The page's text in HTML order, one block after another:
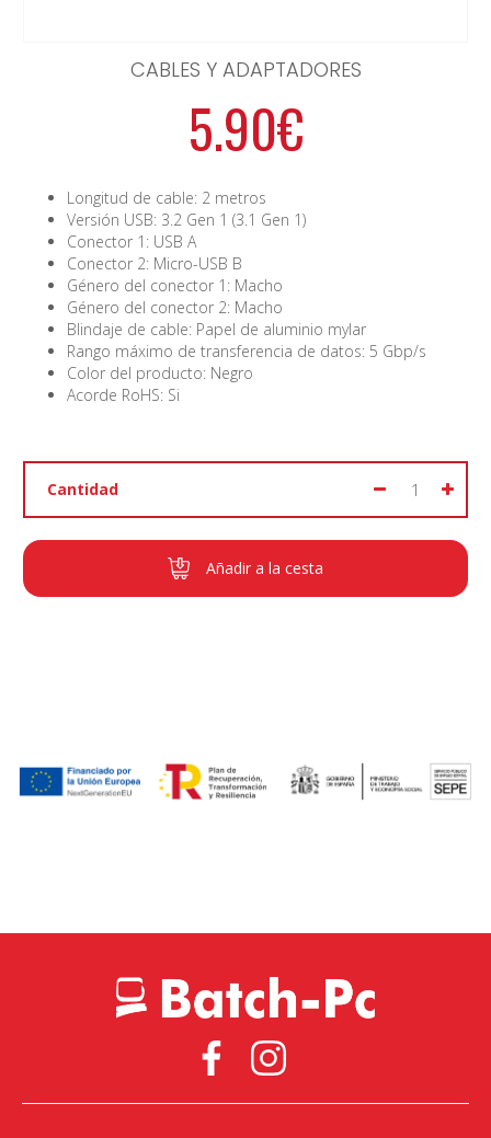
CABLES Y ADAPTADORES
5.90€
Longitud de cable: 2 metros
Versión USB: 3.2 Gen 1 (3.1 Gen 1)
Conector 1: USB A
Conector 2: Micro-USB B
Género del conector 1: Macho
Género del conector 2: Macho
Blindaje de cable: Papel de aluminio mylar
Rango máximo de transferencia de datos: 5 Gbp/s
Color del producto: Negro
Acorde RoHS: Si
Cantidad
Añadir a la cesta